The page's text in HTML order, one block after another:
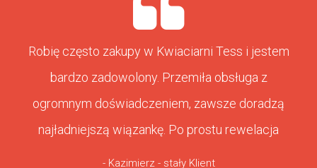
Robię często zakupy w Kwiaciarni Tess i jestem
bardzo zadowolony. Przemiła obsługa z
ogromnym doświadczeniem, zawsze doradzą
najładniejszą wiązankę. Po prostu rewelacja
- Kazimierz - stały Klient